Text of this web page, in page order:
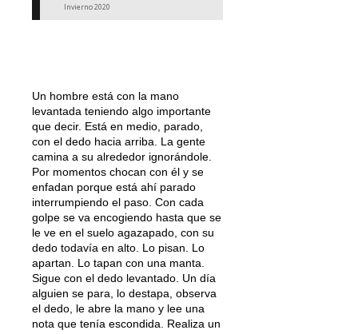
Invierno 2020
Un hombre está con la mano
levantada teniendo algo importante
que decir. Está en medio, parado,
con el dedo hacia arriba. La gente
camina a su alrededor ignorándole.
Por momentos chocan con él y se
enfadan porque está ahí parado
interrumpiendo el paso. Con cada
golpe se va encogiendo hasta que se
le ve en el suelo agazapado, con su
dedo todavía en alto. Lo pisan. Lo
apartan. Lo tapan con una manta.
Sigue con el dedo levantado. Un día
alguien se para, lo destapa, observa
el dedo, le abre la mano y lee una
nota que tenía escondida. Realiza un